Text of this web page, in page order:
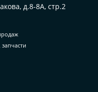
д.8-8А, стр.2
запчасти